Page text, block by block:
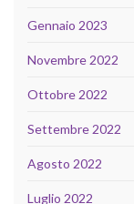
Gennaio 2023
Novembre 2022
Ottobre 2022
Settembre 2022
Agosto 2022
Luglio 2022